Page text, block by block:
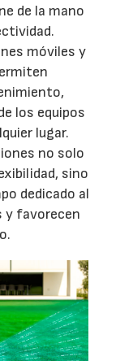
de la mano
móviles y
los equipos
lugar.
no solo
sino
dedicado al
y favorecen